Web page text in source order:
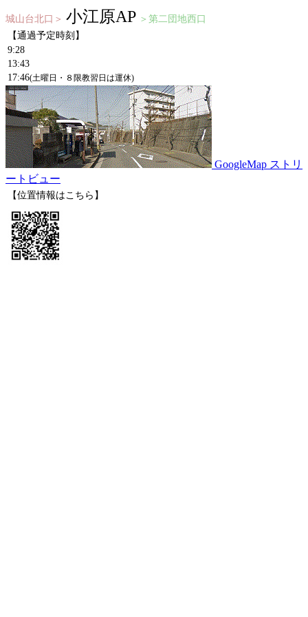
城山台北口＞ 小江原AP ＞第二団地西口
【通過予定時刻】
9:28
13:43
17:46(土曜日・８限教習日は運休)
GoogleMap ストリ
ートビュー
【位置情報はこちら】